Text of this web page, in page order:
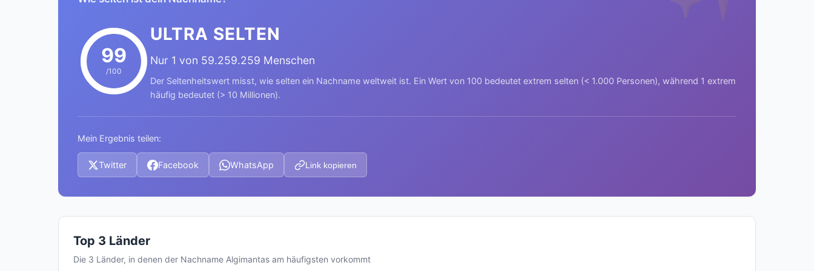
99
/100
ULTRA SELTEN
Nur 1 von 59.259.259 Menschen
Der Seltenheitswert misst, wie selten ein Nachname weltweit ist. Ein Wert von 100 bedeutet extrem selten (< 1.000 Personen), während 1 extrem
häufig bedeutet (> 10 Millionen).
Mein Ergebnis teilen:
Twitter Facebook WhatsApp Link kopieren
Top 3 Länder
Die 3 Länder, in denen der Nachname Algimantas am häufigsten vorkommt